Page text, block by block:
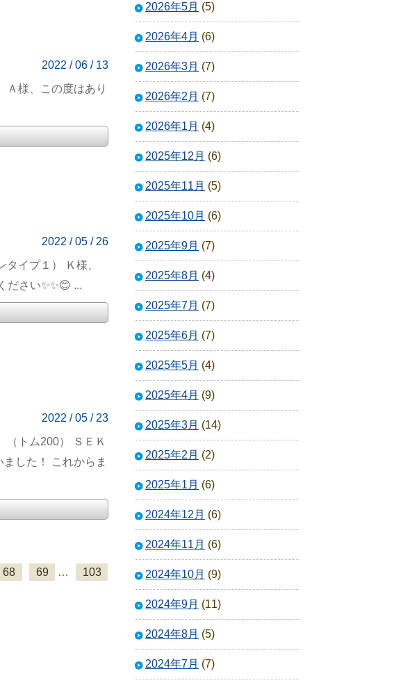
2022 / 06 / 13
様、この度はあり
2022 / 05 / 26
イプ１） Ｋ様、
さい✨✨😊 ...
2022 / 05 / 23
トム200） ＳＥＫ
した！ これからま
68 69 …
103
2026年5月 (5)
2026年4月 (6)
2026年3月 (7)
2026年2月 (7)
2026年1月 (4)
2025年12月 (6)
2025年11月 (5)
2025年10月 (6)
2025年9月 (7)
2025年8月 (4)
2025年7月 (7)
2025年6月 (7)
2025年5月 (4)
2025年4月 (9)
2025年3月 (14)
2025年2月 (2)
2025年1月 (6)
2024年12月 (6)
2024年11月 (6)
2024年10月 (9)
2024年9月 (11)
2024年8月 (5)
2024年7月 (7)